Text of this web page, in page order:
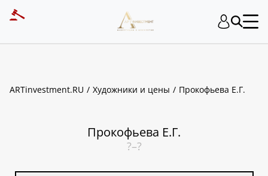
ARTinvestment.RU Художники и цены Прокофьева Е.Г.
Прокофьева Е.Г.
?–?